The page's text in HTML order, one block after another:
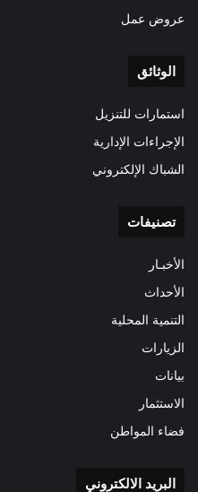
عروض عمل
الوثائق
استمارات للتنزيل
الإجراءات الإدارية
الشباك الإلكتروني
تصنيفات
الأخبـار
الأحداث
التنمية المحلية
الزيارات
بيانات
الاستثمار
فضاء المواطن
البريد الالكتروني